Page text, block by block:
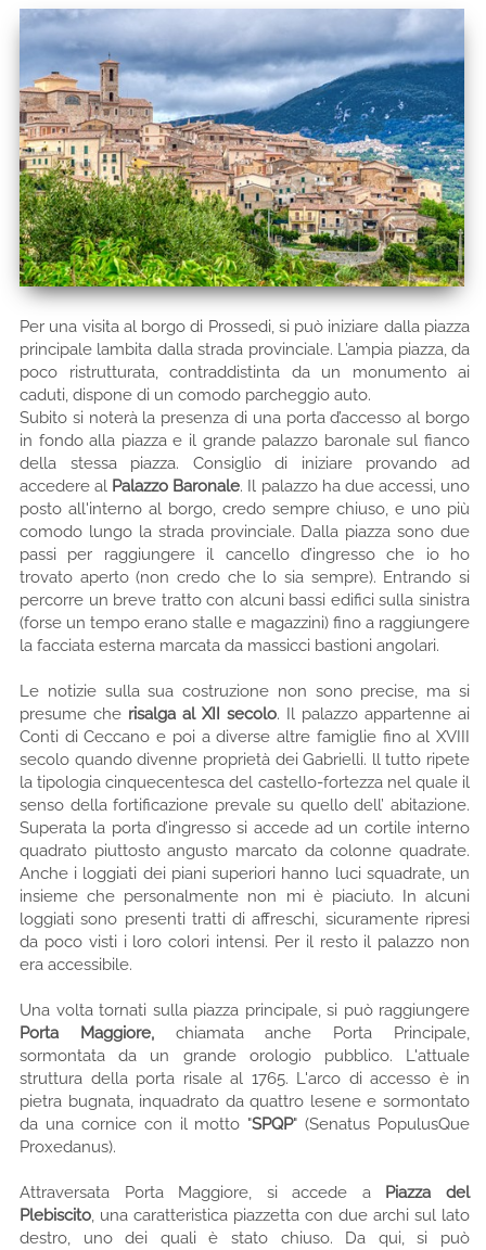
Per una visita al borgo di Prossedi, si può iniziare dalla piazza
principale lambita dalla strada provinciale. L’ampia piazza, da
poco ristrutturata, contraddistinta da un monumento ai
caduti, dispone di un comodo parcheggio auto.
Subito si noterà la presenza di una porta d’accesso al borgo
in fondo alla piazza e il grande palazzo baronale sul fianco
della stessa piazza. Consiglio di iniziare provando ad
accedere al Palazzo Baronale. Il palazzo ha due accessi, uno
posto all'interno al borgo, credo sempre chiuso, e uno più
comodo lungo la strada provinciale. Dalla piazza sono due
passi per raggiungere il cancello d’ingresso che io ho
trovato aperto (non credo che lo sia sempre). Entrando si
percorre un breve tratto con alcuni bassi edifici sulla sinistra
(forse un tempo erano stalle e magazzini) fino a raggiungere
la facciata esterna marcata da massicci bastioni angolari.
Le notizie sulla sua costruzione non sono precise, ma si
presume che risalga al XII secolo. Il palazzo appartenne ai
Conti di Ceccano e poi a diverse altre famiglie fino al XVIII
secolo quando divenne proprietà dei Gabrielli. ll tutto ripete
la tipologia cinquecentesca del castello-fortezza nel quale il
senso della fortificazione prevale su quello dell’ abitazione.
Superata la porta d’ingresso si accede ad un cortile interno
quadrato piuttosto angusto marcato da colonne quadrate.
Anche i loggiati dei piani superiori hanno luci squadrate, un
insieme che personalmente non mi è piaciuto. In alcuni
loggiati sono presenti tratti di affreschi, sicuramente ripresi
da poco visti i loro colori intensi. Per il resto il palazzo non
era accessibile.
Una volta tornati sulla piazza principale, si può raggiungere
Porta Maggiore,chiamata anche Porta Principale,
sormontata da un grande orologio pubblico. L'attuale
struttura della porta risale al 1765. L'arco di accesso è in
pietra bugnata, inquadrato da quattro lesene e sormontato
da una cornice con il motto "SPQP" (Senatus PopulusQue
Proxedanus).
Attraversata Porta Maggiore, si accede a Piazza del
Plebiscito, una caratteristica piazzetta con due archi sul lato
destro, uno dei quali è stato chiuso. Da qui, si può